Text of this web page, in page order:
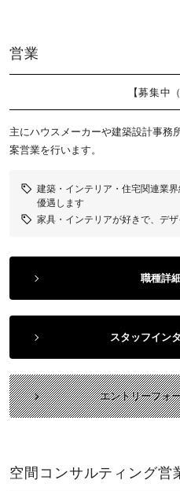
営業
【募集中
主にハウスメーカーや建築設計事務
案営業を行います。
建築・インテリア・住宅関連業
優遇します
家具・インテリアが好きで、デ
職種詳
スタッフイン
エントリーフォ
空間コンサルティング営